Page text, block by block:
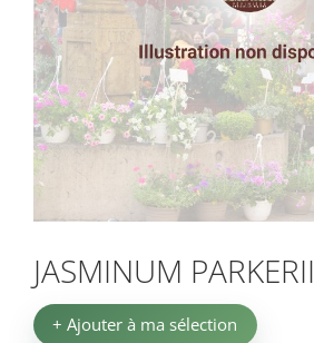
JASMINUM PARKERII
+ Ajouter à ma sélection